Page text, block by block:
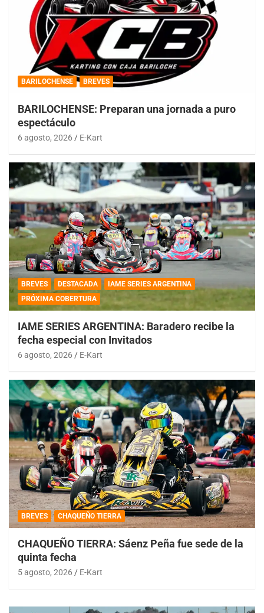
BARILOCHENSE BREVES
BARILOCHENSE: Preparan una jornada a puro
espectáculo
6 agosto, 2026 E-Kart
BREVES DESTACADA
IAME SERIES ARGENTINA
PRÓXIMA COBERTURA
IAME SERIES ARGENTINA: Baradero recibe la
fecha especial con Invitados
6 agosto, 2026 E-Kart
BREVES CHAQUEÑO TIERRA
CHAQUEÑO TIERRA: Sáenz Peña fue sede de la
quinta fecha
5 agosto, 2026 E-Kart